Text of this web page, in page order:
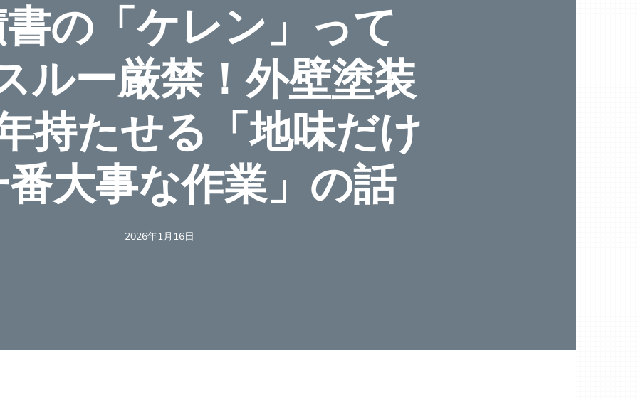
の「ケレン」って
ルー厳禁！外壁塗装
持たせる「地味だけ
大事な作業」の話
2026年1月16日